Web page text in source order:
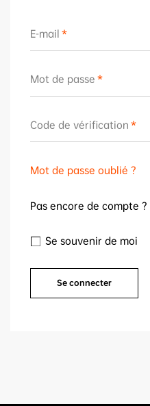
E-mail
Mot de passe
Code de vérification
Mot de passe oublié ?
Pas encore de compte ?
Se souvenir de moi
Se connecter